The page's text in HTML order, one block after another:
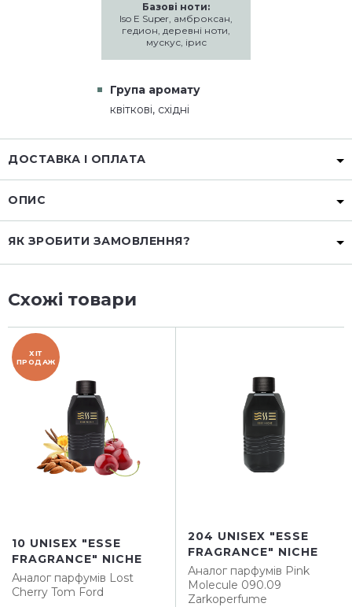
Базові ноти:
Iso E Super, амброксан,
гедион, деревні ноти,
мускус, ірис
Група аромату
квіткові, східні
ДОСТАВКА І ОПЛАТА
ОПИС
ЯК ЗРОБИТИ ЗАМОВЛЕННЯ?
Схожі товари
ХІТ
ПРОДАЖ
10 UNISEX "ESSE
FRAGRANCE" NICHE
Аналог парфумів Lost
Cherry Tom Ford
204 UNISEX "ESSE
FRAGRANCE" NICHE
Аналог парфумів Pink
Molecule 090.09
Zarkoperfume